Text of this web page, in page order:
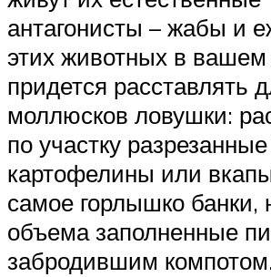
антагонисты – жабы и
этих животных в вашем
придется расставлять
моллюсков ловушки:
по участку
картофелины или
самое горлышко банки,
объема заполненные
забродившим